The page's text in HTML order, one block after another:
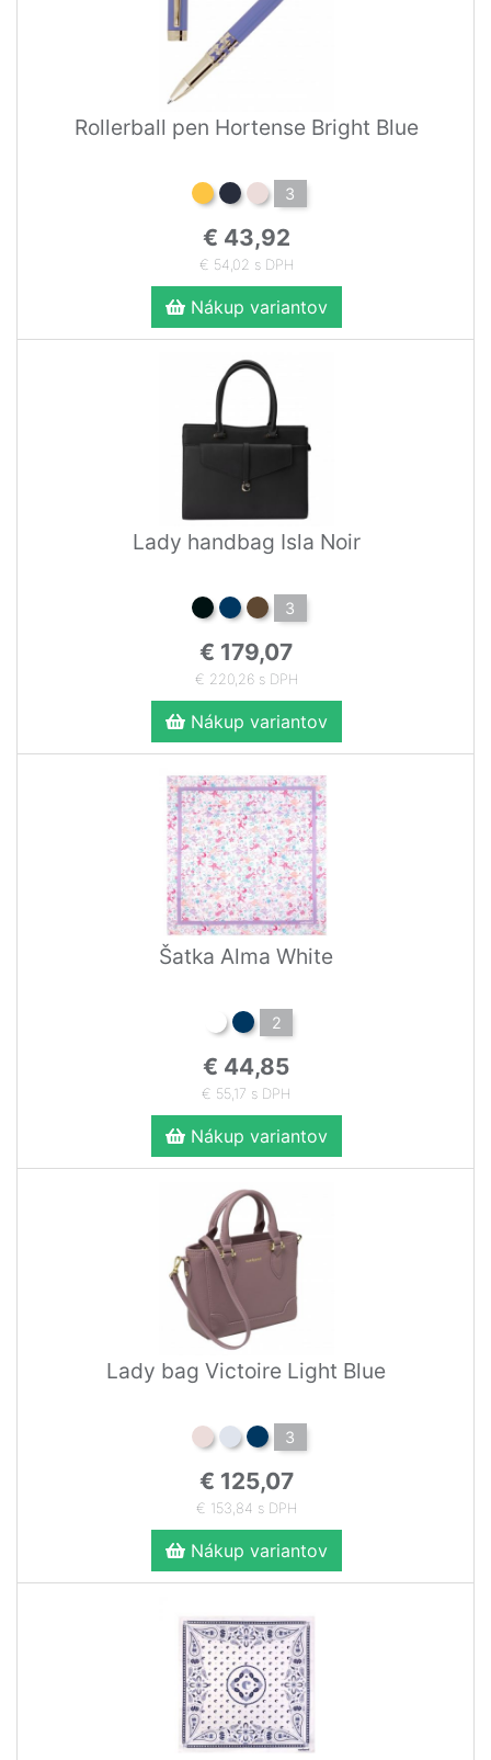
Rollerball pen Hortense Bright Blue
3
€ 43,92
€ 54,02 s DPH
Nákup variantov
Lady handbag Isla Noir
3
€ 179,07
€ 220,26 s DPH
Nákup variantov
Šatka Alma White
2
€ 44,85
€ 55,17 s DPH
Nákup variantov
Lady bag Victoire Light Blue
3
€ 125,07
€ 153,84 s DPH
Nákup variantov